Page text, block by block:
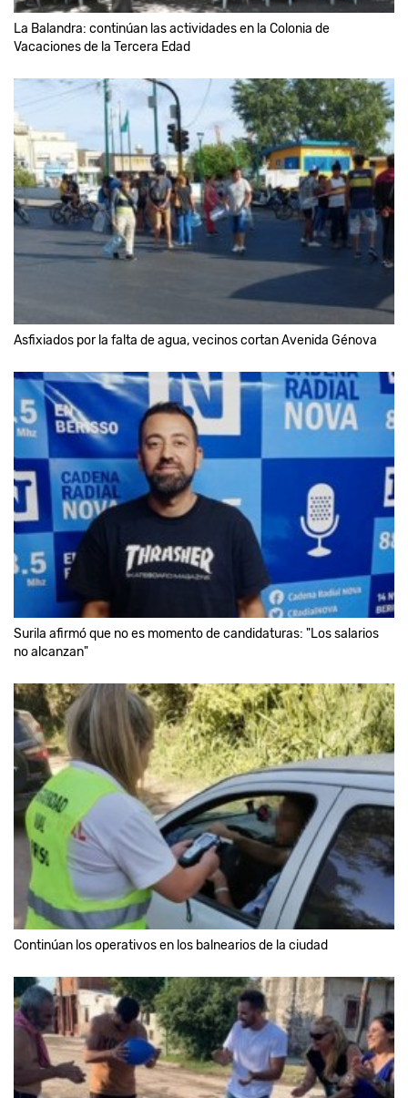
La Balandra: continúan las actividades en la Colonia de
Vacaciones de la Tercera Edad
Asfixiados por la falta de agua, vecinos cortan Avenida Génova
Surila afirmó que no es momento de candidaturas: "Los salarios
no alcanzan"
Continúan los operativos en los balnearios de la ciudad